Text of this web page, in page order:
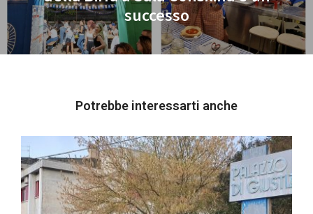
post:
successo
Potrebbe interessarti anche